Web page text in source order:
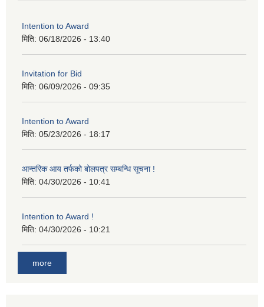
Intention to Award
मिति: 06/18/2026 - 13:40
Invitation for Bid
मिति: 06/09/2026 - 09:35
Intention to Award
मिति: 05/23/2026 - 18:17
आन्तरिक आय तर्फको बोलपत्र सम्बन्धि सूचना !
मिति: 04/30/2026 - 10:41
Intention to Award !
मिति: 04/30/2026 - 10:21
more